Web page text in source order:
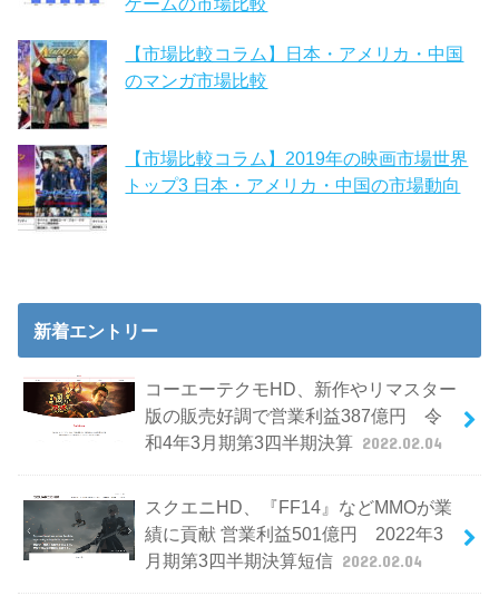
【市場比較コラム】日本・アメリカ・中国
のマンガ市場比較
【市場比較コラム】2019年の映画市場世界
トップ3 日本・アメリカ・中国の市場動向
新着エントリー
コーエーテクモHD、新作やリマスター
版の販売好調で営業利益387億円 令
和4年3月期第3四半期決算 2022.02.04
スクエニHD、『FF14』などMMOが業
績に貢献 営業利益501億円 2022年3
月期第3四半期決算短信 2022.02.04